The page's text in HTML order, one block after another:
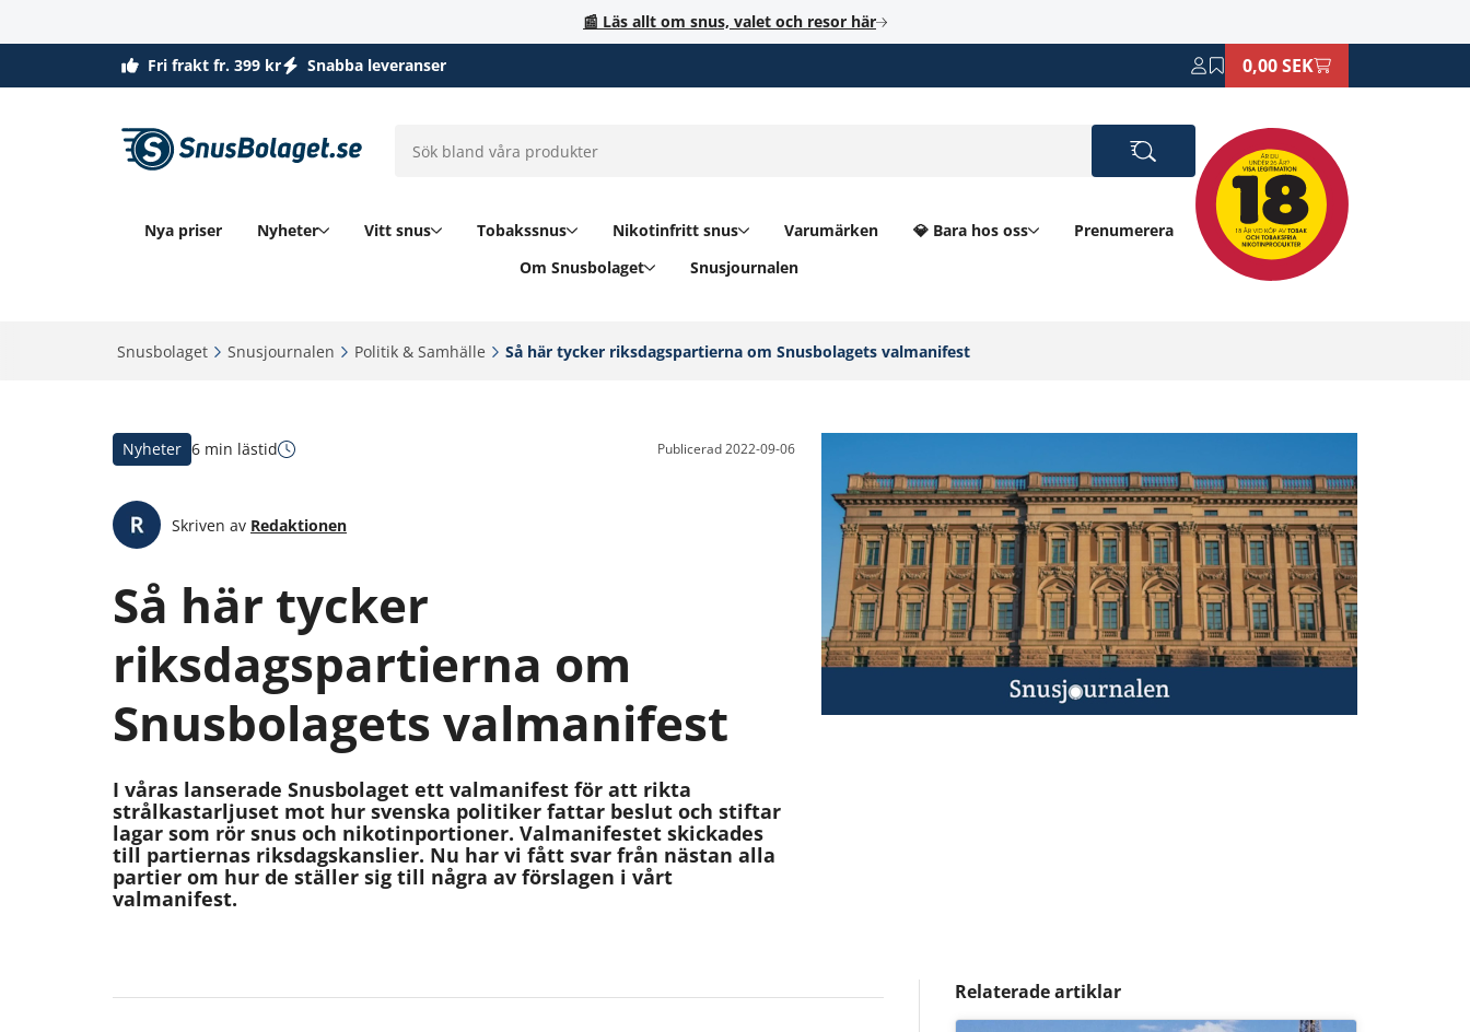
📰 Läs allt om snus, valet och resor här
Fri frakt fr. 399 kr Snabba leveranser 0,00 SEK
Nya priser Nyheter Vitt snus Tobakssnus Nikotinfritt snus Varumärken 💎 Bara hos oss
Prenumerera
Om Snusbolaget
Snusjournalen
Snusbolaget‎ Snusjournalen‎ Politik & Samhälle‎ Så här tycker riksdagspartierna om Snusbolagets valmanifest‎
Nyheter 6 min lästid Publicerad2022-09-06
Skriven av Redaktionen
Så här tycker
riksdagspartierna om
Snusbolagets valmanifest
I våras lanserade Snusbolaget ett valmanifest för att rikta
strålkastarljuset mot hur svenska politiker fattar beslut och stiftar
lagar som rör snus och nikotinportioner. Valmanifestet skickades
till partiernas riksdagskanslier. Nu har vi fått svar från nästan alla
partier om hur de ställer sig till några av förslagen i vårt
valmanifest.
Relaterade artiklar